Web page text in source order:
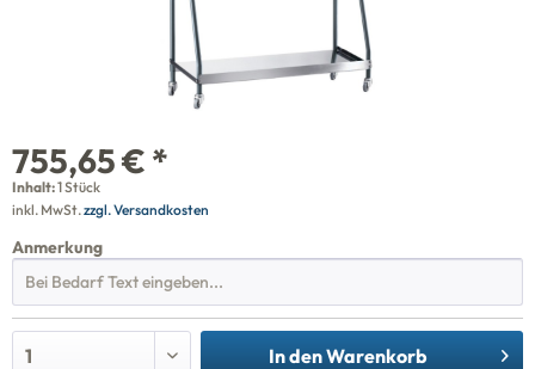
755,65 € *
Inhalt:1 Stück
inkl. MwSt.zzgl. Versandkosten
Anmerkung
In denWarenkorb